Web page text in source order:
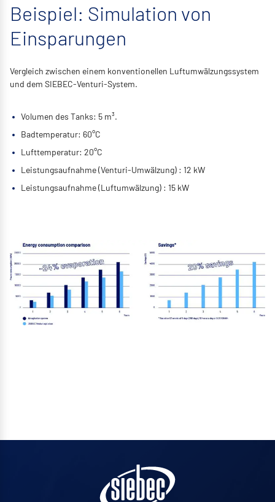
Beispiel: Simulation von
Einsparungen
Vergleich zwischen einem konventionellen Luftumwälzungssystem
und dem SIEBEC-Venturi-System.
Volumen des Tanks: 5 m³.
Badtemperatur: 60°C
Lufttemperatur: 20°C
Leistungsaufnahme (Venturi-Umwälzung) : 12 kW
Leistungsaufnahme (Luftumwälzung) : 15 kW